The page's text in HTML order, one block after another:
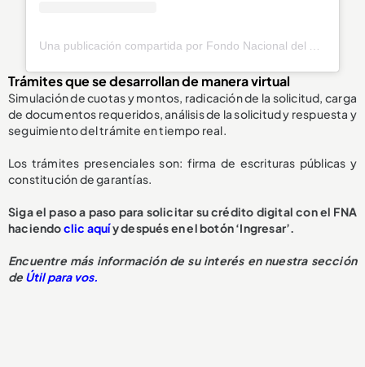
Trámites que se desarrollan de manera virtual
Simulación de cuotas y montos, radicación de la solicitud, carga
de documentos requeridos, análisis de la solicitud y respuesta y
seguimiento del trámite en tiempo real.
Los trámites presenciales son: firma de escrituras públicas y
constitución de garantías.
Siga el paso a paso para solicitar su crédito digital con el FNA
haciendoclic aquíy después en el botón ‘Ingresar’.
Encuentre más información de su interés en nuestra sección
deÚtil para vos.